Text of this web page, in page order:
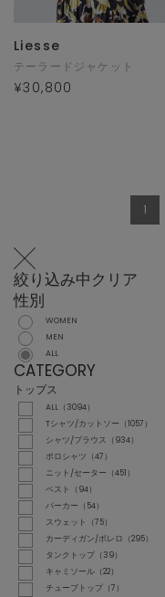
Liesse
テーラードジャケット
¥30,800
1
絞り込み中クリア
性別
WOMEN
MEN
ALL
CATEGORY
トップス
ALL（3094）
Tシャツ/カットソー（1057）
シャツ/ブラウス（934）
ポロシャツ（47）
ニット/セーター（451）
ベスト（94）
パーカー（54）
スウェット（75）
カーディガン/ボレロ（295）
タンクトップ（39）
キャミソール（22）
チューブトップ（7）